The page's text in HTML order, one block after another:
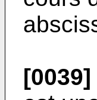
[0039]